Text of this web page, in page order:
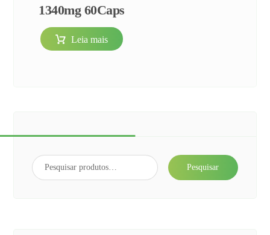
1340mg 60Caps
Leia mais
Pesquisar